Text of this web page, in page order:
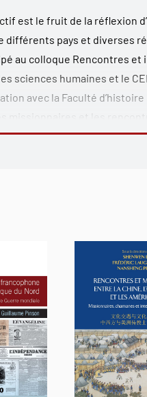
est le fruit de la réflexion
pays et diverses
au colloque Rencontres et
sciences humaines et le
avec la Faculté
la Chine et la France;Les